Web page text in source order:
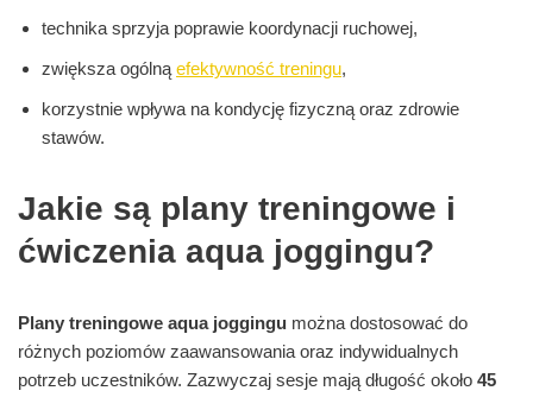
technika sprzyja poprawie koordynacji ruchowej,
zwiększa ogólną efektywność treningu,
korzystnie wpływa na kondycję fizyczną oraz zdrowie
stawów.
Jakie są plany treningowe i
ćwiczenia aqua joggingu?
Plany treningowe aqua joggingu można dostosować do
różnych poziomów zaawansowania oraz indywidualnych
potrzeb uczestników. Zazwyczaj sesje mają długość około 45